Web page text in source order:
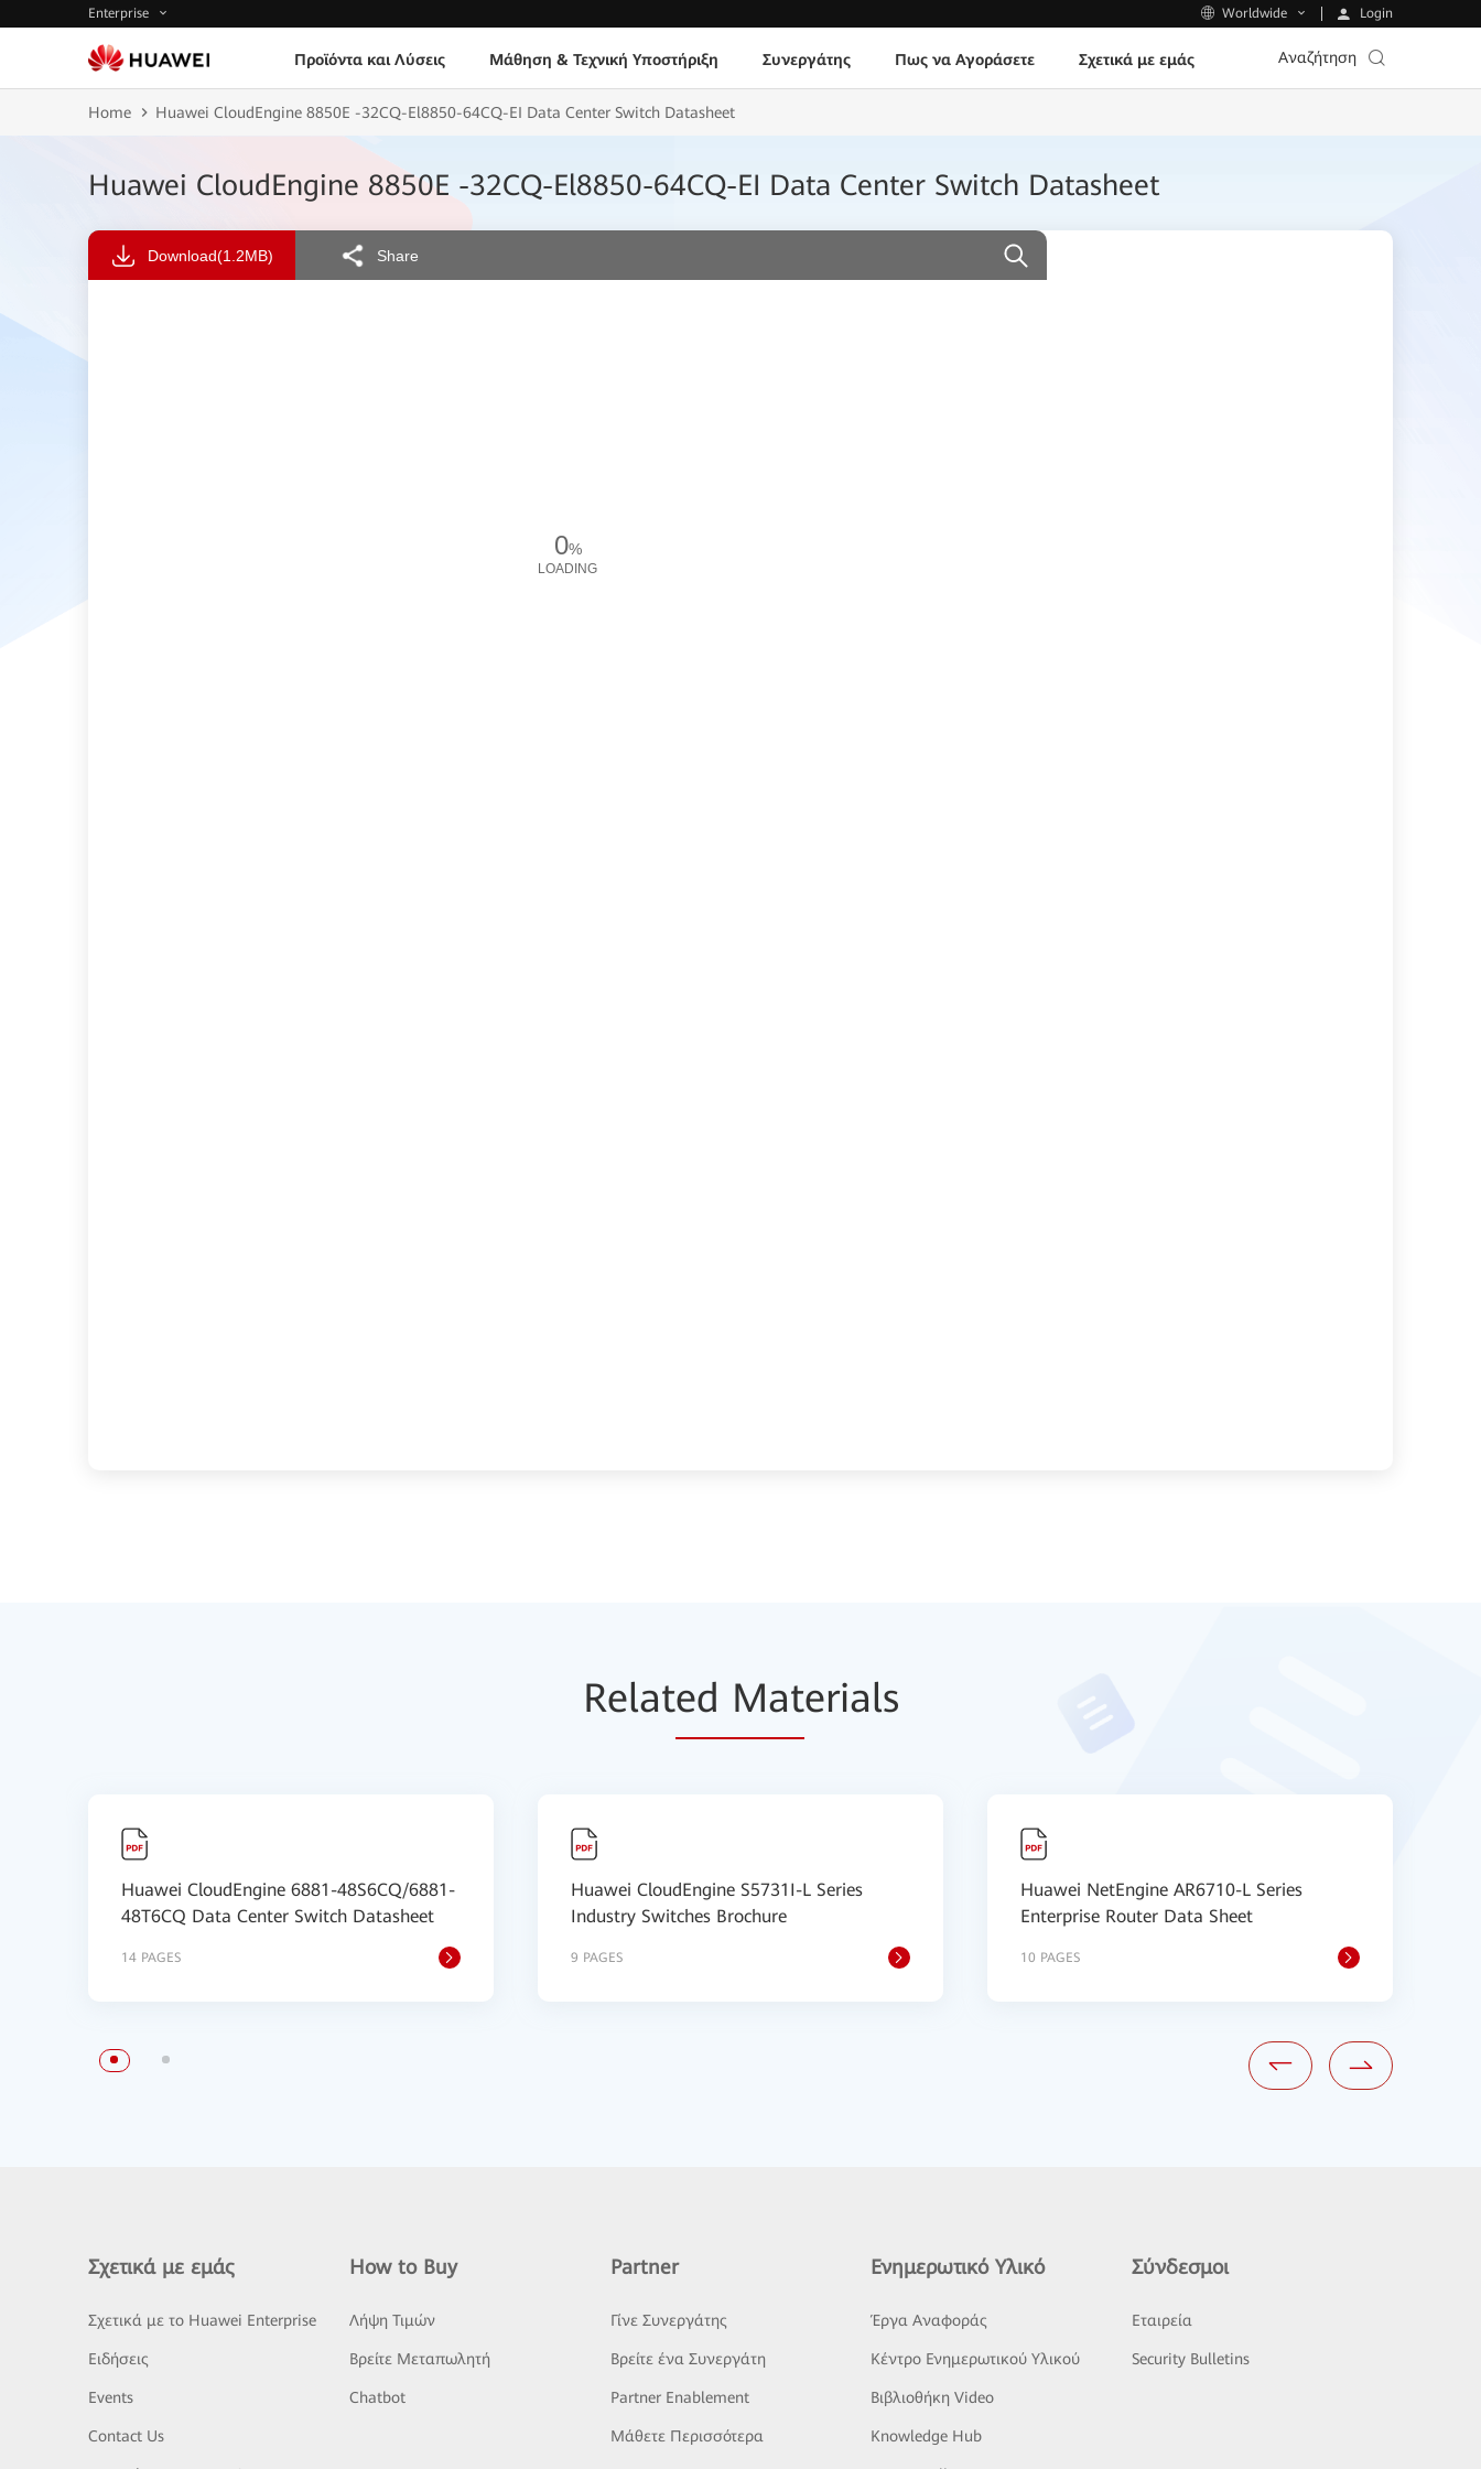
Enterprise Worldwide Login
Προϊόντα και Λύσεις Μάθηση & Τεχνική Υποστήριξη Συνεργάτης Πως να Αγοράσετε Σχετικά με εμάς Αναζήτηση
Home Huawei CloudEngine 8850E -32CQ-El8850-64CQ-EI Data Center Switch Datasheet
Huawei CloudEngine 8850E -32CQ-El8850-64CQ-EI Data Center Switch Datasheet
Download(1.2MB) Share
0%
LOADING
Related Materials
Huawei CloudEngine 6881-48S6CQ/6881-
48T6CQ Data Center Switch Datasheet
14 PAGES
Huawei CloudEngine S5731I-L Series
Industry Switches Brochure
9 PAGES
Huawei NetEngine AR6710-L Series
Enterprise Router Data Sheet
10 PAGES
Σχετικά με εμάς
Σχετικά με το Huawei Enterprise
Ειδήσεις
Events
Contact Us
How to Buy
Λήψη Τιμών
Βρείτε Μεταπωλητή
Chatbot
Partner
Γίνε Συνεργάτης
Βρείτε ένα Συνεργάτη
Partner Enablement
Μάθετε Περισσότερα
Ενημερωτικό Υλικό
Έργα Αναφοράς
Κέντρο Ενημερωτικού Υλικού
Βιβλιοθήκη Video
Knowledge Hub
Σύνδεσμοι
Εταιρεία
Security Bulletins